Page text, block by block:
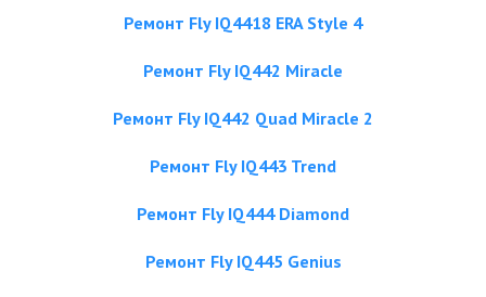
Ремонт Fly IQ4418 ERA Style 4
Ремонт Fly IQ442 Miracle
Ремонт Fly IQ442 Quad Miracle 2
Ремонт Fly IQ443 Trend
Ремонт Fly IQ444 Diamond
Ремонт Fly IQ445 Genius